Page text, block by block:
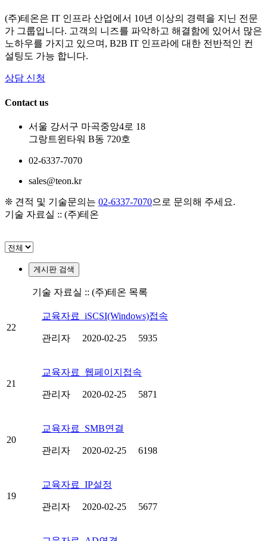
(주)테온은 IT 인프라 산업에서 10년 이상의 경력을 지닌 전문
가 그룹입니다. 고객의 니즈를 파악하고 해결함에 있어서 많은
노하우를 가지고 있으며, B2B IT 인프라에 대한 전반적인 컨
설팅도 가능 합니다.
상담 신청
Contact us
서울 강서구 마곡중앙4로 18
그랑트윈타워 B동 720호
02-6337-7070
sales@teon.kr
❊ 견적 및 기술문의는 02-6337-7070으로 문의해 주세요.
기술 자료실 :: (주)테온
게시판 검색
기술 자료실 :: (주)테온 목록
22
교육자료_iSCSI(Windows)접속
관리자 2020-02-25 5935
21
교육자료_웹페이지접속
관리자 2020-02-25 5871
20
교육자료_SMB연결
관리자 2020-02-25 6198
19
교육자료_IP설정
관리자 2020-02-25 5677